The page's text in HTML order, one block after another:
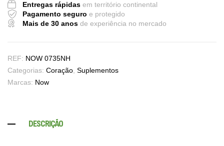
Entregas rápidas em território continental
Pagamento seguro e protegido
Mais de 30 anos de experiência no mercado
REF: NOW 0735NH
Categorias: Coração Suplementos
Marcas: Now
DESCRIÇÃO